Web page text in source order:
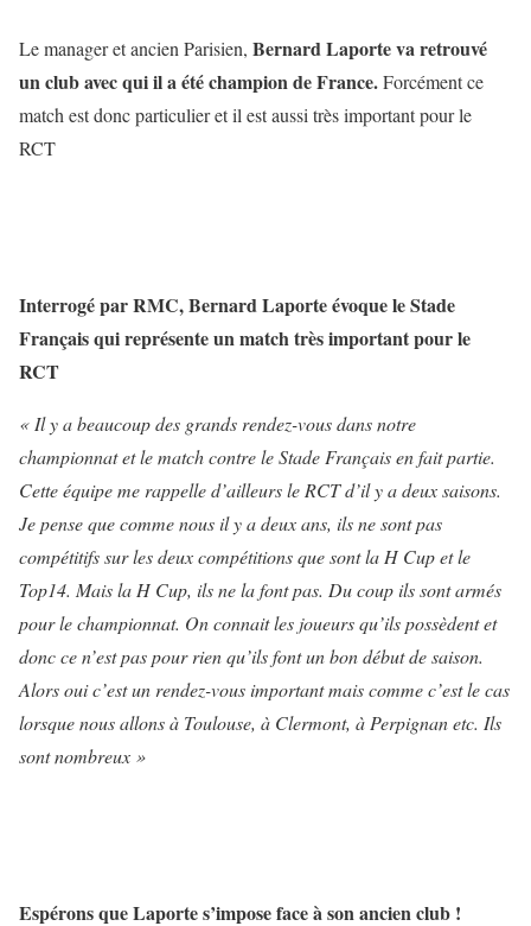
Le manager et ancien Parisien, Bernard Laporte va retrouvé
un club avec qui il a été champion de France.Forcément ce
match est donc particulier et il est aussi très important pour le
RCT
Interrogé par RMC, Bernard Laporte évoque le Stade
Français qui représente un match très important pour le
RCT
« Il y a beaucoup des grands rendez-vous dans notre
championnat et le match contre le Stade Français en fait partie.
Cette équipe me rappelle d’ailleurs le RCT d’il y a deux saisons.
Je pense que comme nous il y a deux ans, ils ne sont pas
compétitifs sur les deux compétitions que sont la H Cup et le
Top14. Mais la H Cup, ils ne la font pas. Du coup ils sont armés
pour le championnat. On connait les joueurs qu’ils possèdent et
donc ce n’est pas pour rien qu’ils font un bon début de saison.
Alors oui c’est un rendez-vous important mais comme c’est le cas
lorsque nous allons à Toulouse, à Clermont, à Perpignan etc. Ils
sont nombreux »
Espérons que Laporte s’impose face à son ancien club !